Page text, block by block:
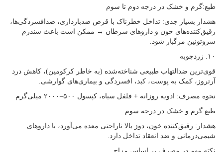
طبع:گرم و خشک در درجه دوم تا سوم
هشدار بسیار جدی: تداخل خطرناک با قرص ضدبارداری، ضدافسردگی‌ها،
رقیق‌کننده‌های خون و داروهای سرطان → ممکن است باعث سندرم
سروتونین مرگبار شود.
۱۰. زردچوبه
قوی‌ترین ضدالتهاب طبیعی شناخته‌شده (به خاطر کرکومین)، کاهش درد
آرتروز، کمک به پوست، کبد، افسردگی و بیماری‌های گوارشی.
نحوه مصرف: ادویه روزانه + فلفل سیاه، کپسول ۵۰۰–۲۰۰۰ میلی‌گرم
طبع:گرم و خشک در درجه سوم
هشدار: رقیق‌کننده خون، دوز بالا ناراحتی معده می‌آورد، با داروهای
شیمی‌درمانی و ضد انعقاد تداخل دارد.